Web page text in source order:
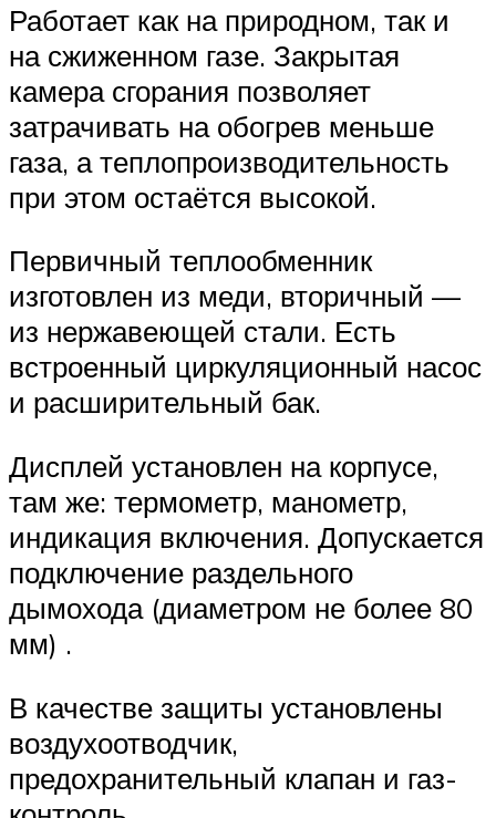
Работает как на природном, так и
на сжиженном газе. Закрытая
камера сгорания позволяет
затрачивать на обогрев меньше
газа, а теплопроизводительность
при этом остаётся высокой.
Первичный теплообменник
изготовлен из меди, вторичный —
из нержавеющей стали. Есть
встроенный циркуляционный насос
и расширительный бак.
Дисплей установлен на корпусе,
там же: термометр, манометр,
индикация включения. Допускается
подключение раздельного
дымохода (диаметром не более 80
мм) .
В качестве защиты установлены
воздухоотводчик,
предохранительный клапан и газ-